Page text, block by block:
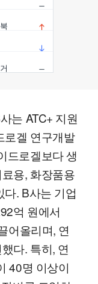
는 ATC+ 지원
로겔 연구개발
드로겔보다 생
용, 화장품용
. B사는 기업
억 원에서
어올리며, 연
다. 특히, 연
40명 이상이